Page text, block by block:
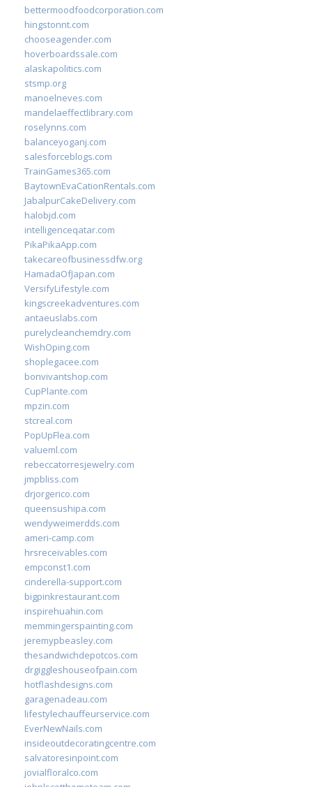
bettermoodfoodcorporation.com
hingstonnt.com
chooseagender.com
hoverboardssale.com
alaskapolitics.com
stsmp.org
manoelneves.com
mandelaeffectlibrary.com
roselynns.com
balanceyoganj.com
salesforceblogs.com
TrainGames365.com
BaytownEvaCationRentals.com
JabalpurCakeDelivery.com
halobjd.com
intelligenceqatar.com
PikaPikaApp.com
takecareofbusinessdfw.org
HamadaOfJapan.com
VersifyLifestyle.com
kingscreekadventures.com
antaeuslabs.com
purelycleanchemdry.com
WishOping.com
shoplegacee.com
bonvivantshop.com
CupPlante.com
mpzin.com
stcreal.com
PopUpFlea.com
valueml.com
rebeccatorresjewelry.com
jmpbliss.com
drjorgerico.com
queensushipa.com
wendyweimerdds.com
ameri-camp.com
hrsreceivables.com
empconst1.com
cinderella-support.com
bigpinkrestaurant.com
inspirehuahin.com
memmingerspainting.com
jeremypbeasley.com
thesandwichdepotcos.com
drgiggleshouseofpain.com
hotflashdesigns.com
garagenadeau.com
lifestylechauffeurservice.com
EverNewNails.com
insideoutdecoratingcentre.com
salvatoresinpoint.com
jovialfloralco.com